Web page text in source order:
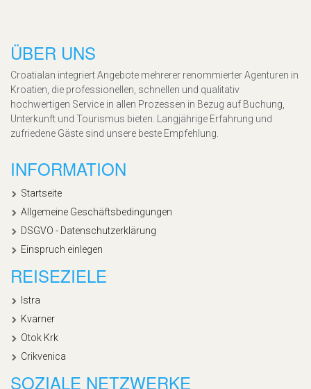
ÜBER UNS
Croatialan integriert Angebote mehrerer renommierter Agenturen in
Kroatien, die professionellen, schnellen und qualitativ
hochwertigen Service in allen Prozessen in Bezug auf Buchung,
Unterkunft und Tourismus bieten. Langjährige Erfahrung und
zufriedene Gäste sind unsere beste Empfehlung.
INFORMATION
Startseite
Allgemeine Geschäftsbedingungen
DSGVO - Datenschutzerklärung
Einspruch einlegen
REISEZIELE
Istra
Kvarner
Otok Krk
Crikvenica
SOZIALE NETZWERKE